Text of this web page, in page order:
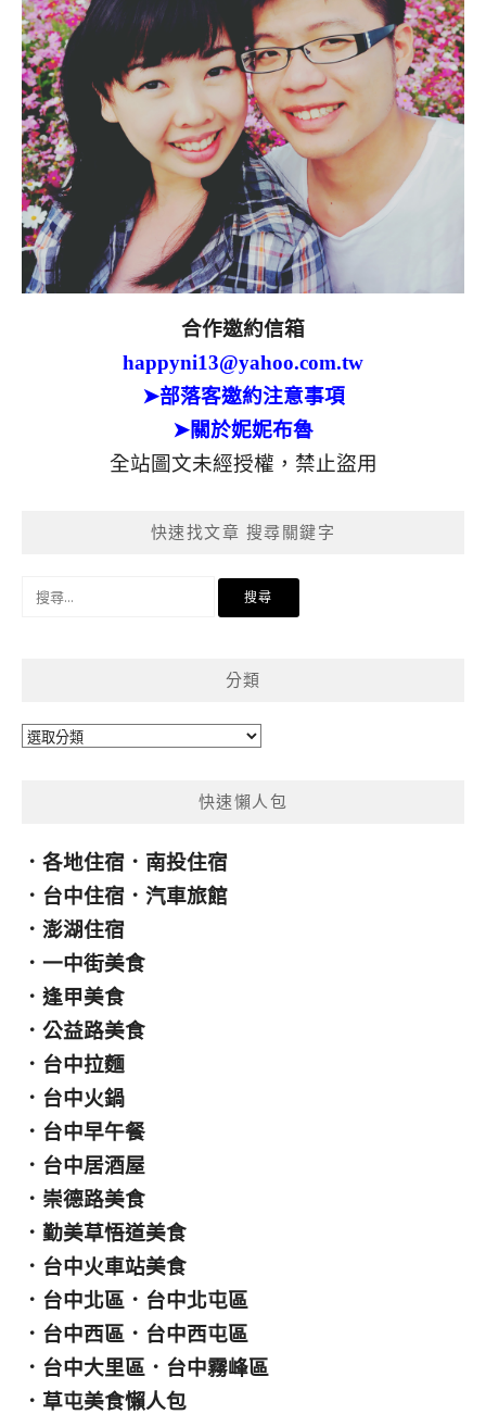
合作邀約信箱
happyni13@yahoo.com.tw
➤部落客邀約注意事項
➤關於妮妮布魯
全站圖文未經授權，禁止盜用
快速找文章 搜尋關鍵字
分類
分
快速懶人包
． 各地住宿 ． 南投住宿
． 台中住宿 ． 汽車旅館
． 澎湖住宿
． 一中街美食
． 逢甲美食
． 公益路美食
． 台中拉麵
． 台中火鍋
． 台中早午餐
． 台中居酒屋
． 崇德路美食
． 勤美草悟道美食
． 台中火車站美食
． 台中北區 ． 台中北屯區
． 台中西區 ． 台中西屯區
． 台中大里區 ． 台中霧峰區
． 草屯美食懶人包